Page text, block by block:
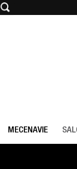
MECENAVIE